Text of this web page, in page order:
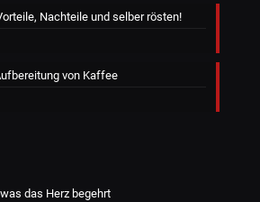
Nachteile und selber rösten!
von Kaffee
das Herz begehrt